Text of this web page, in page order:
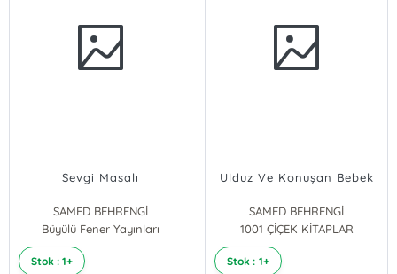
Sevgi Masalı
SAMED BEHRENGİ
Büyülü Fener Yayınları
Stok : 1+
Ulduz Ve Konuşan Bebek
SAMED BEHRENGİ
1001 ÇİÇEK KİTAPLAR
Stok : 1+